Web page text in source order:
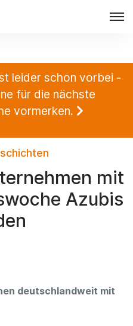
leider schon vorbei -
für die nächste
vormerken.
mit
Azubis
deutschlandweit mit